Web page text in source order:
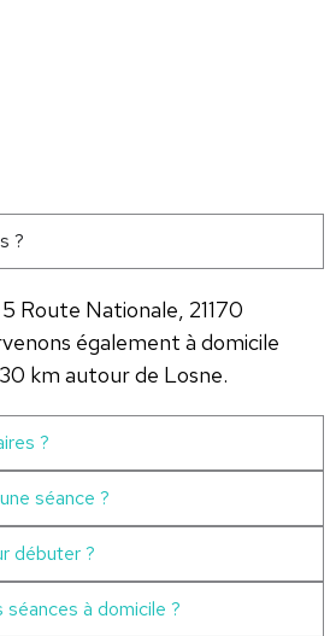
?
Route Nationale, 21170
également à domicile
km autour de Losne.
?
séance ?
débuter ?
à domicile ?